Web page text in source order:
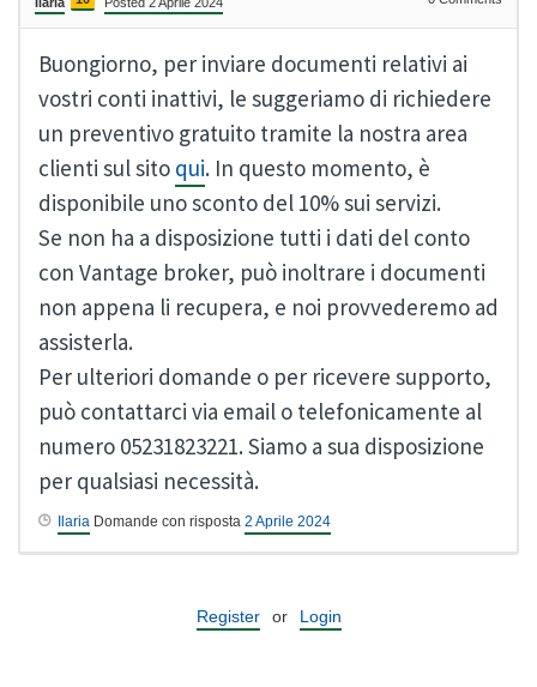
Buongiorno, per inviare documenti relativi ai
vostri conti inattivi, le suggeriamo di richiedere
un preventivo gratuito tramite la nostra area
clienti sul sito qui. In questo momento, è
disponibile uno sconto del 10% sui servizi.
Se non ha a disposizione tutti i dati del conto
con Vantage broker, può inoltrare i documenti
non appena li recupera, e noi provvederemo ad
assisterla.
Per ulteriori domande o per ricevere supporto,
può contattarci via email o telefonicamente al
numero 05231823221. Siamo a sua disposizione
per qualsiasi necessità.
Ilaria Domande con risposta 2 Aprile 2024
Register or Login